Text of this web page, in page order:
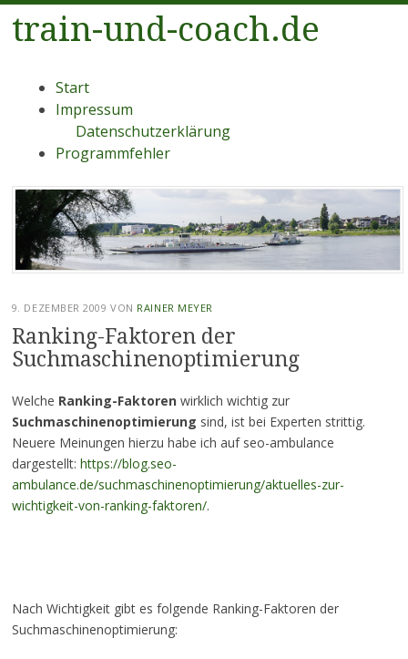
train-und-coach.de
Menü
Zum
Inhalt
Start
Impressum
Datenschutzerklärung
Programmfehler
9. DEZEMBER 2009 VON RAINER MEYER
Ranking-Faktoren der
Suchmaschinenoptimierung
Welche Ranking-Faktoren wirklich wichtig zur
Suchmaschinenoptimierung sind, ist bei Experten strittig.
Neuere Meinungen hierzu habe ich auf seo-ambulance
dargestellt: https://blog.seo-
ambulance.de/suchmaschinenoptimierung/aktuelles-zur-
wichtigkeit-von-ranking-faktoren/.
Nach Wichtigkeit gibt es folgende Ranking-Faktoren der
Suchmaschinenoptimierung: